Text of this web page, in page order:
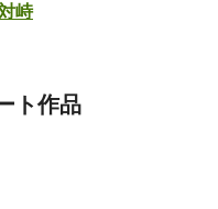
峙
ト作品